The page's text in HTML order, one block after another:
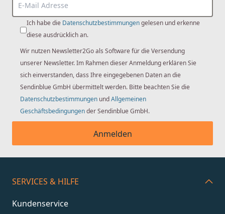
Ich habe die Datenschutzbestimmungengelesen und erkenne
diese ausdrücklich an.
Wir nutzen Newsletter2Go als Software für die Versendung
unserer Newsletter. Im Rahmen dieser Anmeldung erklären Sie
sich einverstanden, dass Ihre eingegebenen Daten an die
Sendinblue GmbH übermittelt werden. Bitte beachten Sie die
Datenschutzbestimmungen undAllgemeinen
Geschäftsbedingungender Sendinblue GmbH.
Anmelden
SERVICES & HILFE
Kundenservice